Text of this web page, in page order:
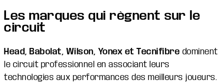
Les marques qui règnent sur le
circuit
Head, Babolat, Wilson, Yonex et Tecnifibre dominent
le circuit professionnel en associant leurs
technologies aux performances des meilleurs joueurs.